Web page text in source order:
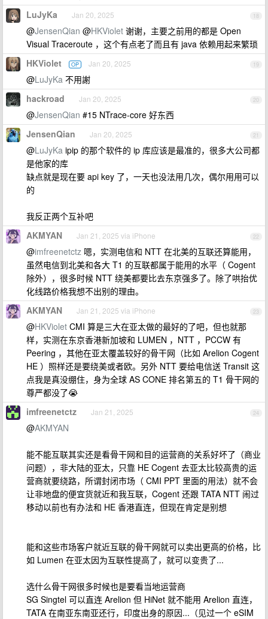
18
LuJyKa Jan 20, 2025
@JensenQian @HKViolet 谢谢，主要之前用的都是 Open
Visual Traceroute ，这个有点老了而且有 java 依赖用起来繁琐
19
HKViolet OP Jan 20, 2025
@LuJyKa 不用謝
20
hackroad Jan 20, 2025
@JensenQian #15 NTrace-core 好东西
21
JensenQian Jan 20, 2025
@LuJyKa ipip 的那个软件的 ip 库应该是最准的，很多大公司都
是他家的库
缺点就是现在要 api key 了，一天也没法用几次，偶尔用用可以
的
我反正两个互补吧
22
AKMYAN Jan 21, 2025 via iPhone
@imfreenetctz 嗯，实测电信和 NTT 在北美的互联还算能用，
虽然电信到北美和各大 T1 的互联都属于能用的水平（ Cogent
除外），很多时候 NTT 绕美都要比去东京强多了。除了哄抬优
化线路价格我想不出别的理由。
23
AKMYAN Jan 21, 2025 via iPhone
@HKViolet CMI 算是三大在亚太做的最好的了吧，但也就那
样，实测在东京香港新加坡和 LUMEN ，NTT ，PCCW 有
Peering ，其他在亚太覆盖较好的骨干网（比如 Arelion Cogent
HE ）照样还是要绕美或者欧。另外 NTT 要给电信送 Transit 这
点我是真没绷住，身为全球 AS CONE 排名第五的 T1 骨干网的
尊严都没了😭
24
imfreenetctz Jan 21, 2025
@AKMYAN
能不能互联其实还是看骨干网和目的运营商的关系好坏了（商业
问题），非大陆的亚太，只靠 HE Cogent 去亚太比较高贵的运
营商就要绕路，所谓封闭市场（ CMI PPT 里面的用法）就不会
让非地盘的便宜货就近和我互联，Cogent 还跟 TATA NTT 闹过
移动以前也有办法和 HE 香港直连，但现在肯定是别想
能和这些市场客户就近互联的骨干网就可以卖出更高的价格，比
如 Lumen 在亚太因为互联性提高了，就可以变贵了...
选什么骨干网很多时候也是要看当地运营商
SG Singtel 可以直连 Arelion 但 HiNet 就不能用 Arelion 直连，
TATA 在南亚东南亚还行，印度出身的原因...（见过一个 eSIM